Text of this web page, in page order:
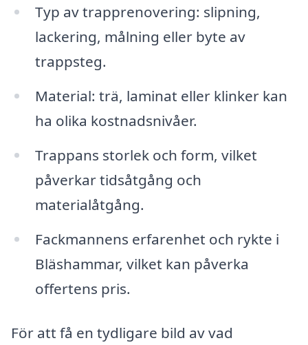
Typ av trapprenovering: slipning,
lackering, målning eller byte av
trappsteg.
Material: trä, laminat eller klinker kan
ha olika kostnadsnivåer.
Trappans storlek och form, vilket
påverkar tidsåtgång och
materialåtgång.
Fackmannens erfarenhet och rykte i
Bläshammar, vilket kan påverka
offertens pris.
För att få en tydligare bild av vad